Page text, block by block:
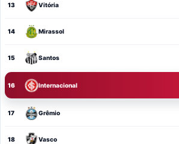
13 Vitória
14 Mirassol
15 Santos
16 Internacional
17 Grêmio
18 Vasco